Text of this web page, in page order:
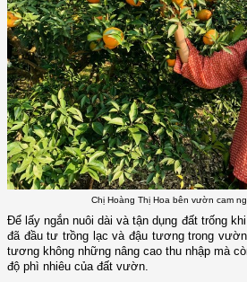
Chị Hoàng Thị Hoa bên vườn cam
Để lấy ngắn nuôi dài và tận dụng đất trống
đã đầu tư trồng lạc và đậu tương trong
tương không những nâng cao thu nhập mà
độ phì nhiêu của đất vườn.